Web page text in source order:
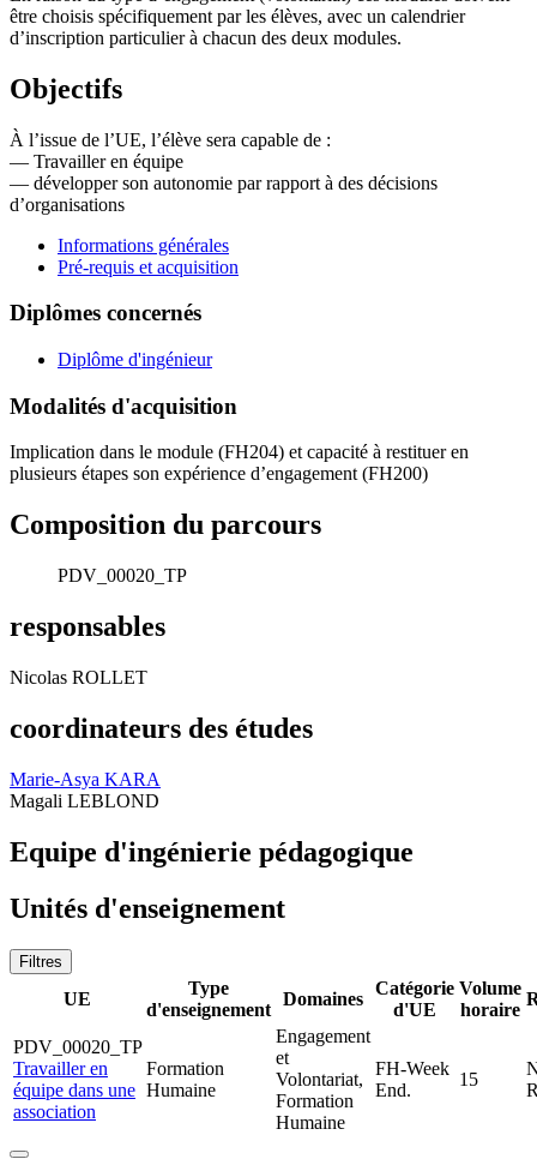
être choisis spécifiquement par les élèves, avec un calendrier
d’inscription particulier à chacun des deux modules.
Objectifs
À l’issue de l’UE, l’élève sera capable de :
— Travailler en équipe
— développer son autonomie par rapport à des décisions
d’organisations
Informations générales
Pré-requis et acquisition
Diplômes concernés
Diplôme d'ingénieur
Modalités d'acquisition
Implication dans le module (FH204) et capacité à restituer en
plusieurs étapes son expérience d’engagement (FH200)
Composition du parcours
PDV_00020_TP
responsables
Nicolas ROLLET
coordinateurs des études
Marie-Asya KARA
Magali LEBLOND
Equipe d'ingénierie pédagogique
Unités d'enseignement
Filtres
UE
Type
d'enseignement
Domaines
Catégorie
d'UE
Volume
horaire
PDV_00020_TP
Travailler en
équipe dans une
association
Formation
Humaine
Engagement
et
Volontariat,
Formation
Humaine
FH-Week
End.
15